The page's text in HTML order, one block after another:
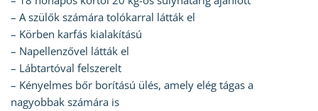
– A szülők számára tolókarral látták el
– Körben karfás kialakítású
– Napellenzővel látták el
– Lábtartóval felszerelt
– Kényelmes bőr borítású ülés, amely elég tágas a
nagyobbak számára is